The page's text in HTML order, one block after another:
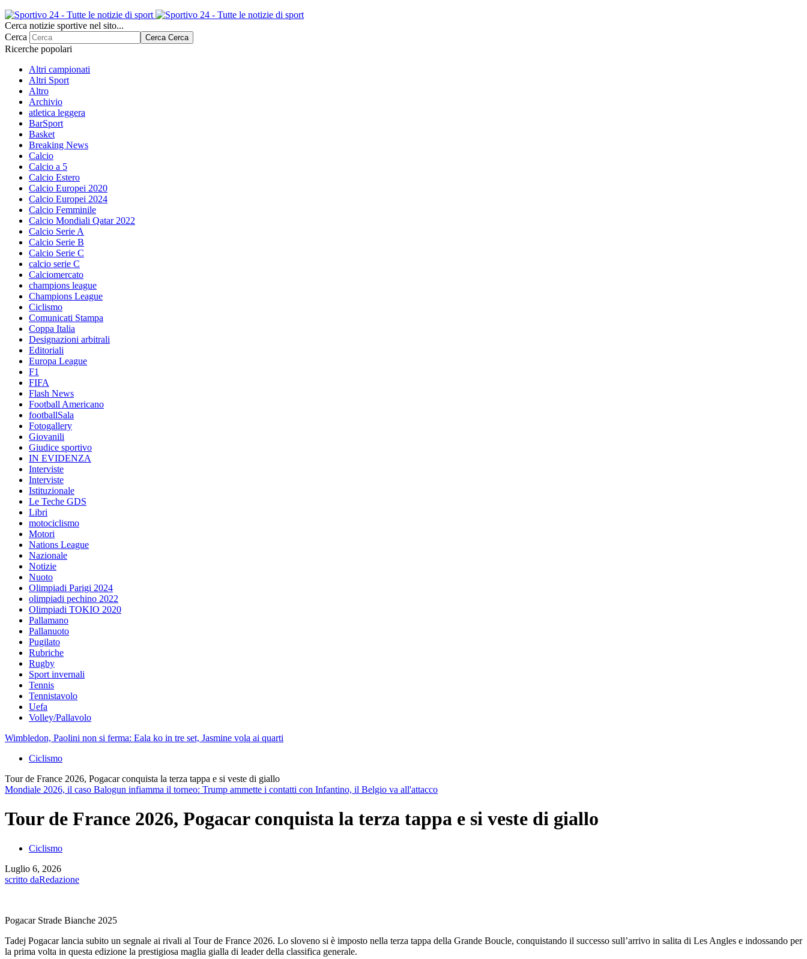
Cerca notizie sportive nel sito...
Cerca
Cerca Cerca
Ricerche popolari
Altri campionati
Altri Sport
Altro
Archivio
atletica leggera
BarSport
Basket
Breaking News
Calcio
Calcio a 5
Calcio Estero
Calcio Europei 2020
Calcio Europei 2024
Calcio Femminile
Calcio Mondiali Qatar 2022
Calcio Serie A
Calcio Serie B
Calcio Serie C
calcio serie C
Calciomercato
champions league
Champions League
Ciclismo
Comunicati Stampa
Coppa Italia
Designazioni arbitrali
Editoriali
Europa League
F1
FIFA
Flash News
Football Americano
footballSala
Fotogallery
Giovanili
Giudice sportivo
IN EVIDENZA
Interviste
Interviste
Istituzionale
Le Teche GDS
Libri
motociclismo
Motori
Nations League
Nazionale
Notizie
Nuoto
Olimpiadi Parigi 2024
olimpiadi pechino 2022
Olimpiadi TOKIO 2020
Pallamano
Pallanuoto
Pugilato
Rubriche
Rugby
Sport invernali
Tennis
Tennistavolo
Uefa
Volley/Pallavolo
Wimbledon, Paolini non si ferma: Eala ko in tre set, Jasmine vola ai quarti
Ciclismo
Tour de France 2026, Pogacar conquista la terza tappa e si veste di giallo
Mondiale 2026, il caso Balogun infiamma il torneo: Trump ammette i contatti con Infantino, il Belgio va all'attacco
Tour de France 2026, Pogacar conquista la terza tappa e si veste di giallo
Ciclismo
Luglio 6, 2026
scritto daRedazione
Pogacar Strade Bianche 2025
Tadej Pogacar lancia subito un segnale ai rivali al Tour de France 2026. Lo sloveno si è imposto nella terza tappa della Grande Boucle, conquistando il successo sull’arrivo in salita di Les Angles e indossando per
la prima volta in questa edizione la prestigiosa maglia gialla di leader della classifica generale.